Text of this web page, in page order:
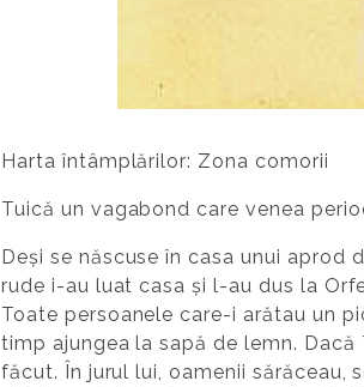
Harta întâmplărilor: Zona comorii
Tuică un vagabond care venea
Deși se născuse în casa unui aprod
rude i-au luat casa și l-au dus la
Toate persoanele care-i arătau un
timp ajungea la sapă de lemn.
făcut. În jurul lui, oamenii sărăceau,